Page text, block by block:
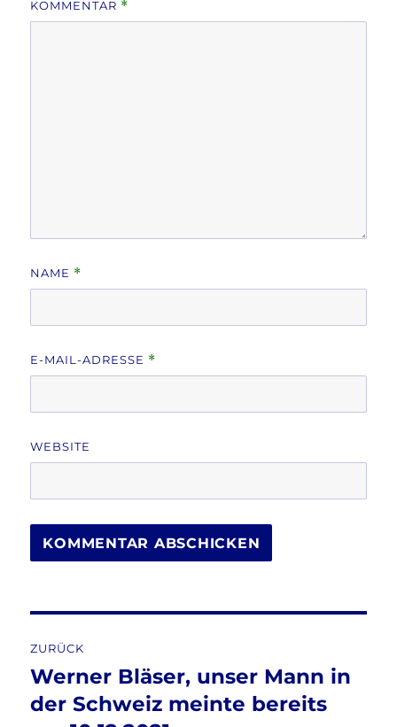
KOMMENTAR *
NAME *
E-MAIL-ADRESSE *
WEBSITE
ZURÜCK
Vorheriger
Beitrag:
Werner Bläser, unser Mann in
der Schweiz meinte bereits